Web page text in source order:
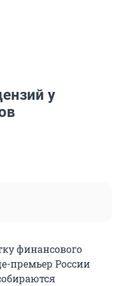
у
финансового
премьер России